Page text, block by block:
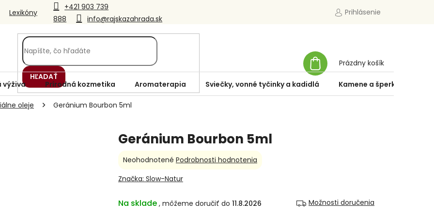
+421 903 739
888
info@rajskazahrada.sk
Lexikóny Prihlásenie
HĽADAŤ
KOŠÍK
Prázdny košík
výživa Prírodná kozmetika Aromaterapia Sviečky, vonné tyčinky a kadidlá Kamene a šperky
oleje Geránium Bourbon 5ml
Geránium Bourbon 5ml
Na sklade 11.8.2026 Možnosti doručenia
Priemerné
produktu
z
Neohodnotené Podrobnosti hodnotenia
Značka: Slow-Natur